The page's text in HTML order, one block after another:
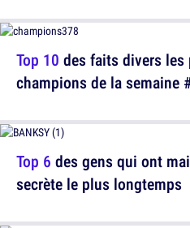
Top 6 des gens qui ont
secrète le plus longtemps
Top 10 des faits divers les
champions de la semaine